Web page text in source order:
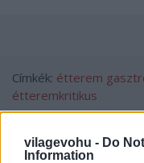
vilagevohu - Do
Information
Címkék: étterem
étteremkritikus